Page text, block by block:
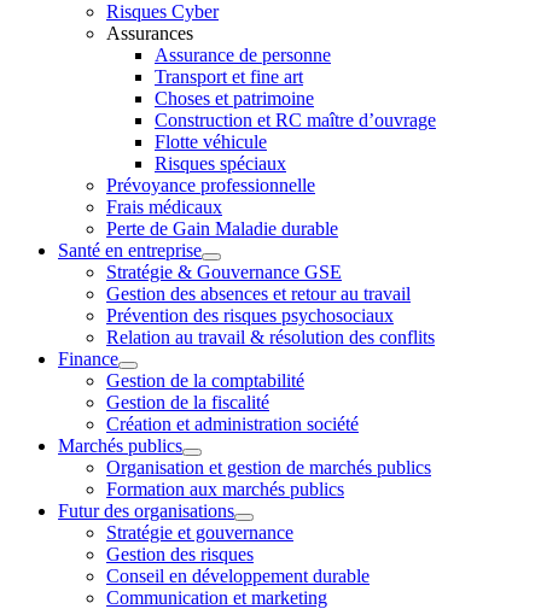
Risques Cyber
Assurances
Assurance de personne
Transport et fine art
Choses et patrimoine
Construction et RC maître d’ouvrage
Flotte véhicule
Risques spéciaux
Prévoyance professionnelle
Frais médicaux
Perte de Gain Maladie durable
Santé en entreprise
Stratégie & Gouvernance GSE
Gestion des absences et retour au travail
Prévention des risques psychosociaux
Relation au travail & résolution des conflits
Finance
Gestion de la comptabilité
Gestion de la fiscalité
Création et administration société
Marchés publics
Organisation et gestion de marchés publics
Formation aux marchés publics
Futur des organisations
Stratégie et gouvernance
Gestion des risques
Conseil en développement durable
Communication et marketing